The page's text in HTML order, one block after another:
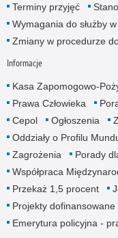
Terminy przyjęć
Wymagania do służby
Zmiany w procedurze
Informacje
Kasa Zapomogowo-
Prawa Człowieka
Cepol
Ogłoszenia
Oddziały o Profilu
Zagrożenia
Porady
Współpraca
Przekaż 1,5 procent
Projekty
Emerytura policyjna -